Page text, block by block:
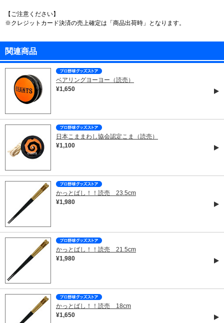
【ご注意ください】
※クレジットカード決済の売上確定は「商品出荷時」となります。
関連商品
ベアリングヨーヨー（読売）
¥1,650
日本こままわし協会認定こま（読売）
¥1,100
かっとばし！！読売 23.5cm
¥1,980
かっとばし！！読売 21.5cm
¥1,980
かっとばし！！読売 18cm
¥1,650